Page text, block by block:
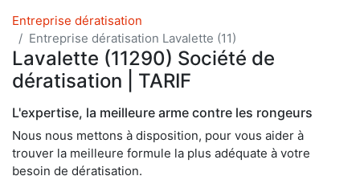
Entreprise dératisation
Entreprise dératisation Lavalette (11)
Lavalette (11290) Société de
dératisation | TARIF
L'expertise, la meilleure arme contre les rongeurs
Nous nous mettons à disposition, pour vous aider à
trouver la meilleure formule la plus adéquate à votre
besoin de dératisation.